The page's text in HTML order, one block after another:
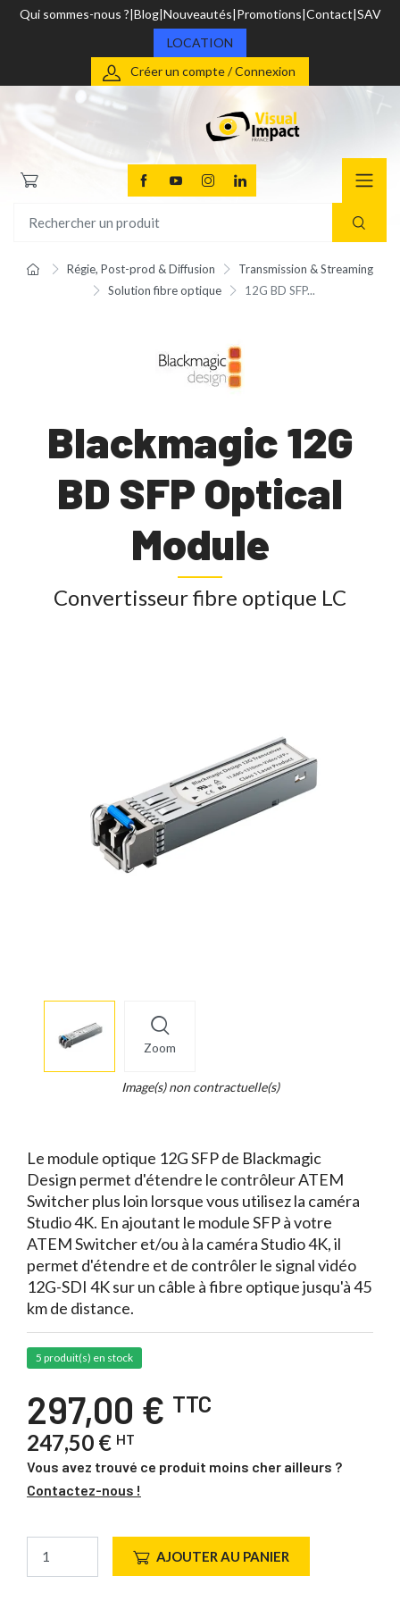
Qui sommes-nous ? Blog Nouveautés Promotions Contact SAV
LOCATION
Créer un compte / Connexion
Régie, Post-prod & Diffusion
Transmission & Streaming
Solution fibre optique
12G BD SFP...
Blackmagic 12G
BD SFP Optical
Module
Convertisseur fibre optique LC
Zoom
info
Image(s) non contractuelle(s)
Le module optique 12G SFP de Blackmagic
Design permet d'étendre le contrôleur ATEM
Switcher plus loin lorsque vous utilisez la caméra
Studio 4K. En ajoutant le module SFP à votre
ATEM Switcher et/ou à la caméra Studio 4K, il
permet d'étendre et de contrôler le signal vidéo
12G-SDI 4K sur un câble à fibre optique jusqu'à 45
km de distance.
5 produit(s) en stock
297,00 € TTC
247,50 € HT
Vous avez trouvé ce produit moins cher ailleurs ?
Contactez-nous !
AJOUTER AU PANIER